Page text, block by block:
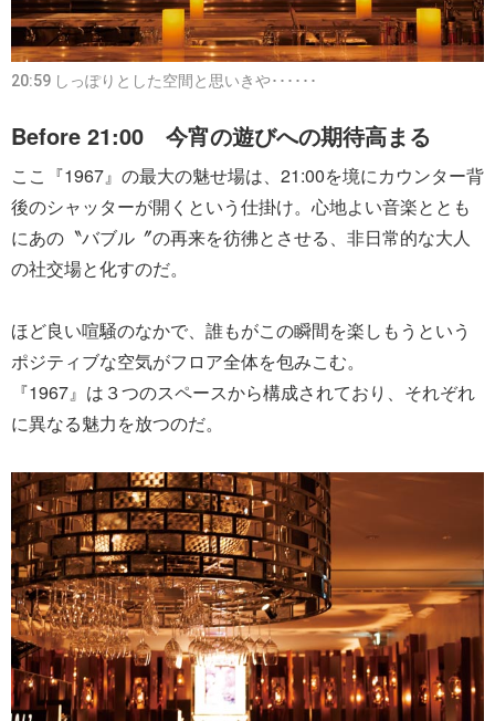
20:59 しっぽりとした空間と思いきや･･････
Before 21:00 今宵の遊びへの期待高まる
ここ『1967』の最大の魅せ場は、21:00を境にカウンター背
後のシャッターが開くという仕掛け。心地よい音楽ととも
にあの〝バブル〞の再来を彷彿とさせる、非日常的な大人
の社交場と化すのだ。
ほど良い喧騒のなかで、誰もがこの瞬間を楽しもうという
ポジティブな空気がフロア全体を包みこむ。
『1967』は３つのスペースから構成されており、それぞれ
に異なる魅力を放つのだ。